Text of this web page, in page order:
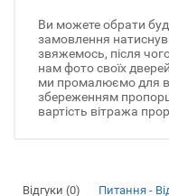
Ви можете обрати
замовлення
звяжемось, після
нам фото своїх
ми промалюємо для
збереженням
вартість вітража
Відгуки (0) Питання -